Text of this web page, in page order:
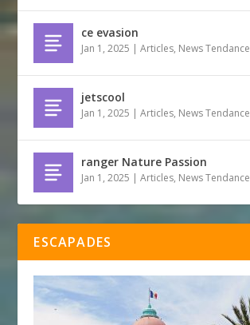
ce evasion
Jan 1, 2025 |Articles, News Tendance
jetscool
Jan 1, 2025 |Articles, News Tendance
ranger Nature Passion
Jan 1, 2025 |Articles, News Tendance
ESCAPADES